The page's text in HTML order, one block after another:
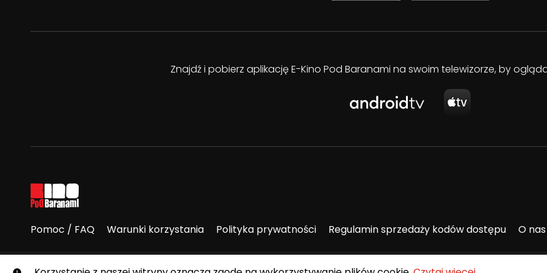
Znajdź i pobierz aplikację E-Kino Pod Baranami na swoim telewizorze, by
Pomoc / FAQ Warunki korzystania Polityka prywatności Regulamin sprzedaży kodów dostępu O nas